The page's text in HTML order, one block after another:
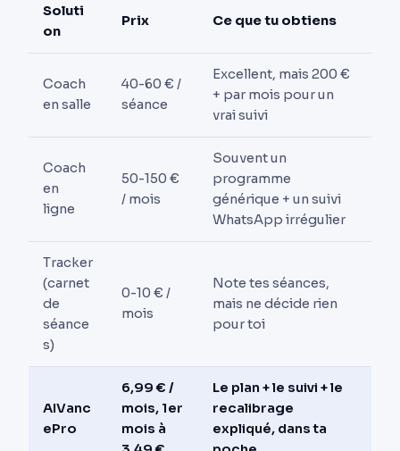
Soluti
on
Prix Ce que tu obtiens
Coach
en salle
40-60 € /
séance
Excellent, mais 200 €
+ par mois pour un
vrai suivi
Coach
en
ligne
50-150 €
/ mois
Souvent un
programme
générique + un suivi
WhatsApp irrégulier
Tracker
(carnet
de
séance
s)
0-10 € /
mois
Note tes séances,
mais ne décide rien
pour toi
AIVanc
ePro
6,99 € /
mois, 1er
mois à
Le plan + le suivi + le
recalibrage
expliqué, dans ta